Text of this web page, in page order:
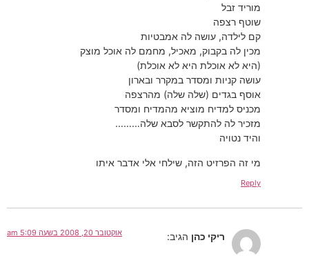
מוריד זבל
שוטף רצפה
קם לילדה, עושה לה אמבטיות
מכין לה בקבוק, מאכיל, מחמם לה אוכל מוצק
(היא לא אוכלת היא לא אוכלת)
עושה קניות ומסדר במקרר ובארון
אוסף בגדים (שלה שלה) מהרצפה
מכניס למדיח מוציא מהמדיח ומסדר
מזכיר לה להתקשר לסבא שלה………
והיד נטויה
מי זה הפרזיט הזה, שילחי אלי אדבר איתו
Reply
ריקי כהן הגיב: אוקטובר 20, 2008 בשעה 5:09 am